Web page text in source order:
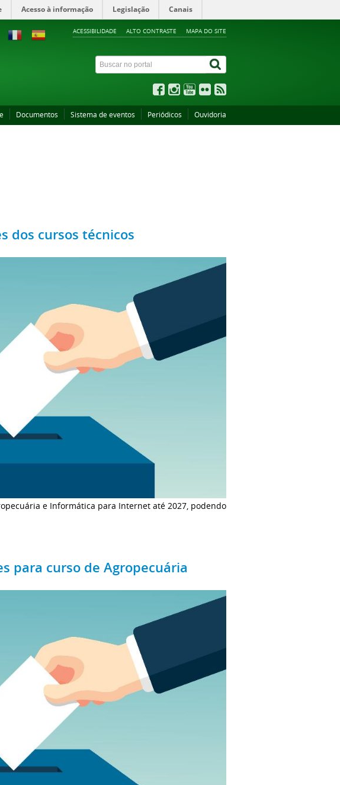
Acesso à informação Legislação Canais
ACESSIBILIDADE ALTO CONTRASTE MAPA DO SITE
Documentos Sistema de eventos Periódicos Ouvidoria
dos cursos técnicos
e Informática para Internet até 2027, podendo
para curso de Agropecuária